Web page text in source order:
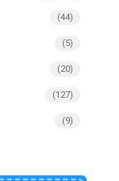
(44)
(5)
(20)
(127)
(9)